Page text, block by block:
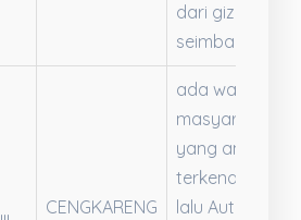
dari gizi
seimbang
CENGKARENG
ada warga
masyarakat
yang anak nya
terkena
lalu Autoimun,